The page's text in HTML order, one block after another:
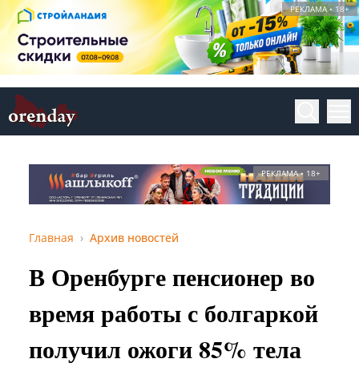
РЕКЛАМА • 18+
РЕКЛАМА • 18+
Главная Архив новостей
В Оренбурге пенсионер во
время работы с болгаркой
получил ожоги 85% тела